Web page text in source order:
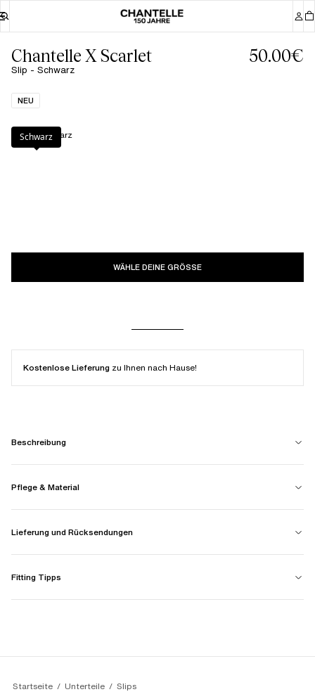
Chantelle X Scarlet
Slip - Schwarz
50.00€
NEU
Farbe: Schwarz
Schwarz
WÄHLE DEINE GRÖSSE
Kostenlose Lieferung zu Ihnen nach Hause!
Beschreibung
Pflege & Material
Lieferung und Rücksendungen
Fitting Tipps
Startseite Unterteile Slips